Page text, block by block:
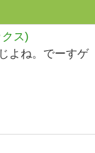
ス)
よね。でーすゲ